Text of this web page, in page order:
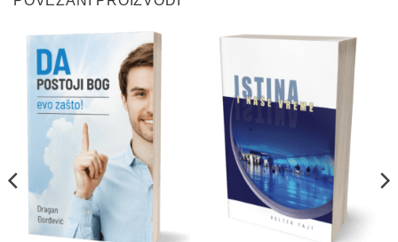
E
m
a
i
l
m
E
m
a
Email
Pitanje